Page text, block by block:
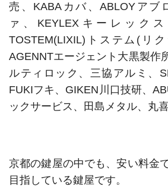
売、KABAカバ、ABLOYアブ
ァ、KEYLEXキーレックス
TOSTEM(LIXIL)トステム(リク
AGENNTエージェント大黒製作
ルティロック、三協アルミ、
FUKIフキ、GIKEN川口技研、
ックサービス、田島メタル、丸
京都の鍵屋の中でも、安い料金
目指している鍵屋です。